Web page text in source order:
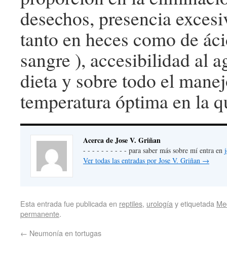
desechos, presencia
tanto en heces como de
sangre ), accesibilidad al
dieta y sobre todo el
temperatura óptima en la
Acerca de Jose V. Griñan
- - - - - - - - - - para saber más sobre mí entra en
Ver todas las entradas por Jose V. Griñan →
Esta entrada fue publicada en reptiles, urologíay etiquetada
permanente.
← Neumonía en tortugas